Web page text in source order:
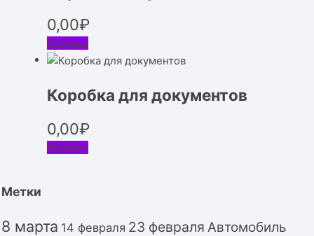
0,00₽
Скачать
Коробка для документов
0,00₽
Скачать
Метки
8 марта 14 февраля 23 февраля Автомобиль